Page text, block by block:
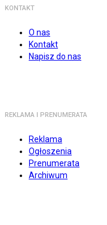
KONTAKT
O nas
Kontakt
Napisz do nas
REKLAMA I PRENUMERATA
Reklama
Ogłoszenia
Prenumerata
Archiwum